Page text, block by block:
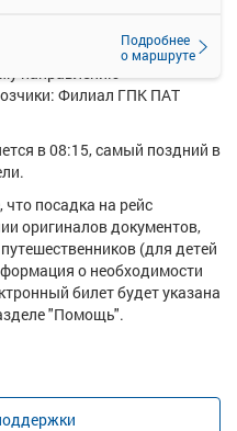
Подробнее
о маршруте
АС - Кедровский поворот
направлению
Филиал ГПК ПАТ
в 08:15, самый поздний в
посадка на рейс
оригиналов документов,
(для детей
о необходимости
билет будет указана
"Помощь".